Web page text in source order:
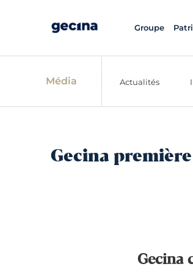
Groupe
Média Actualités
Gecina
Gecina